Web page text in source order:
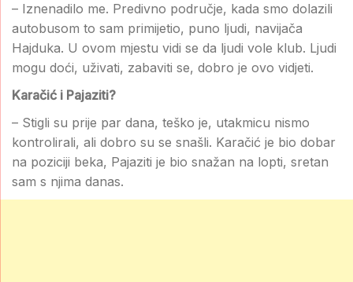
– Iznenadilo me. Predivno područje, kada smo dolazili
autobusom to sam primijetio, puno ljudi, navijača
Hajduka. U ovom mjestu vidi se da ljudi vole klub. Ljudi
mogu doći, uživati, zabaviti se, dobro je ovo vidjeti.
Karačić i Pajaziti?
– Stigli su prije par dana, teško je, utakmicu nismo
kontrolirali, ali dobro su se snašli. Karačić je bio dobar
na poziciji beka, Pajaziti je bio snažan na lopti, sretan
sam s njima danas.